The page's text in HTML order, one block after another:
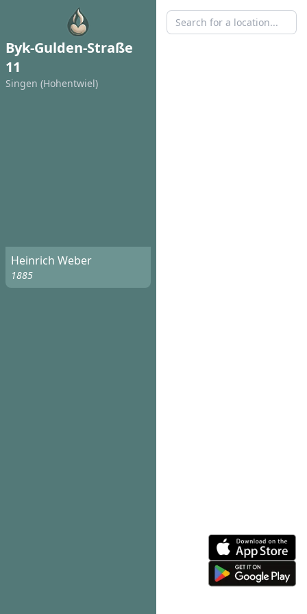
Byk-Gulden-Straße
11
Singen (Hohentwiel)
Heinrich Weber
1885